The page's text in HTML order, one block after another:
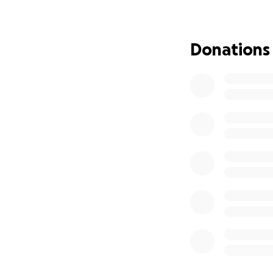
I received the
stage renal
Donations